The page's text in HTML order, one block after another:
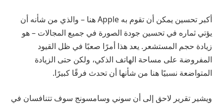
أكبر تحسين يمكن أن تقوم به Apple هنا – والذي من شأنه أن
يؤتي ثماره في تحسين جودة الصورة في جميع المجالات – هو
زيادة حجم المستشعر. يعد هذا أمرًا صعبًا في ظل القيود
المفروضة على مساحة الهاتف الذكي، ولكن حتى الزيادة
المتواضعة نسبيًا هنا من شأنها أن تحدث فرقًا كبيرًا.
ويشير تقرير لاحق إلى أن سوني وسامسونج سوف تتنافسان في